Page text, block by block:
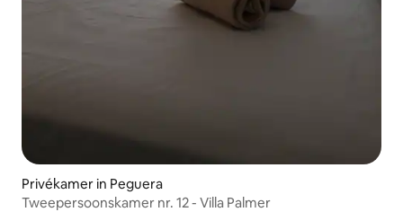
Privékamer in Peguera
Tweepersoonskamer nr. 12 - Villa Palmer